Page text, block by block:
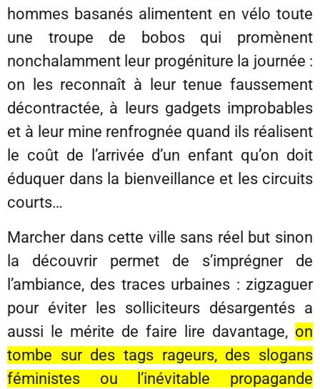
hommes basanés alimentent en vélo toute
une troupe de bobos qui promènent
nonchalamment leur progéniture la journée :
on les reconnaît à leur tenue faussement
décontractée, à leurs gadgets improbables
et à leur mine renfrognée quand ils réalisent
le coût de l’arrivée d’un enfant qu’on doit
éduquer dans la bienveillance et les circuits
courts…
Marcher dans cette ville sans réel but sinon
la découvrir permet de s’imprégner de
l’ambiance, des traces urbaines : zigzaguer
pour éviter les solliciteurs désargentés a
aussi le mérite de faire lire davantage, on
tombe sur des tags rageurs, des slogans
féministes ou l’inévitable propagande